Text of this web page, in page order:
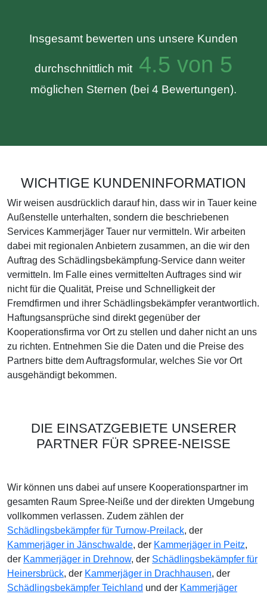
Insgesamt bewerten uns unsere Kunden
durchschnittlich mit 4.5 von 5
möglichen Sternen (bei 4 Bewertungen).
WICHTIGE KUNDENINFORMATION
Wir weisen ausdrücklich darauf hin, dass wir in Tauer keine
Außenstelle unterhalten, sondern die beschriebenen
Services Kammerjäger Tauer nur vermitteln. Wir arbeiten
dabei mit regionalen Anbietern zusammen, an die wir den
Auftrag des Schädlingsbekämpfung-Service dann weiter
vermitteln. Im Falle eines vermittelten Auftrages sind wir
nicht für die Qualität, Preise und Schnelligkeit der
Fremdfirmen und ihrer Schädlingsbekämpfer verantwortlich.
Haftungsansprüche sind direkt gegenüber der
Kooperationsfirma vor Ort zu stellen und daher nicht an uns
zu richten. Entnehmen Sie die Daten und die Preise des
Partners bitte dem Auftragsformular, welches Sie vor Ort
ausgehändigt bekommen.
DIE EINSATZGEBIETE UNSERER
PARTNER FÜR SPREE-NEISSE
Wir können uns dabei auf unsere Kooperationspartner im
gesamten Raum Spree-Neiße und der direkten Umgebung
vollkommen verlassen. Zudem zählen der
Schädlingsbekämpfer für Turnow-Preilack, der
Kammerjäger in Jänschwalde, der Kammerjäger in Peitz,
der Kammerjäger in Drehnow, der Schädlingsbekämpfer für
Heinersbrück, der Kammerjäger in Drachhausen, der
Schädlingsbekämpfer Teichland und der Kammerjäger